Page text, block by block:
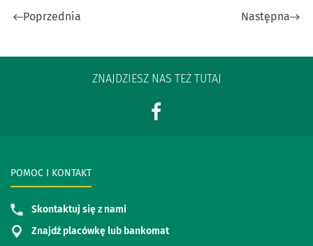
Poprzednia Następna
ZNAJDZIESZ NAS TEŻ TUTAJ
POMOC I KONTAKT
Skontaktuj się z nami
Znajdź placówkę lub bankomat